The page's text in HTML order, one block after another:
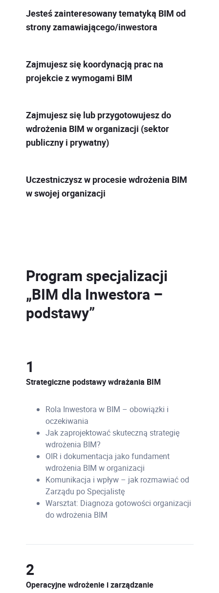
Jesteś zainteresowany tematyką BIM od
strony zamawiającego/inwestora
Zajmujesz się koordynacją prac na
projekcie z wymogami BIM
Zajmujesz się lub przygotowujesz do
wdrożenia BIM w organizacji (sektor
publiczny i prywatny)
Uczestniczysz w procesie wdrożenia BIM
w swojej organizacji
Program specjalizacji
„BIM dla Inwestora –
podstawy”
1
Strategiczne podstawy wdrażania BIM
Rola Inwestora w BIM – obowiązki i
oczekiwania
Jak zaprojektować skuteczną strategię
wdrożenia BIM?
OIR i dokumentacja jako fundament
wdrożenia BIM w organizacji
Komunikacja i wpływ – jak rozmawiać od
Zarządu po Specjalistę
Warsztat: Diagnoza gotowości organizacji
do wdrożenia BIM
2
Operacyjne wdrożenie i zarządzanie